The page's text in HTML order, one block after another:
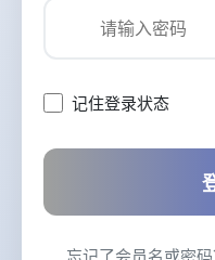
记住登录状态
忘记了会员名或密码